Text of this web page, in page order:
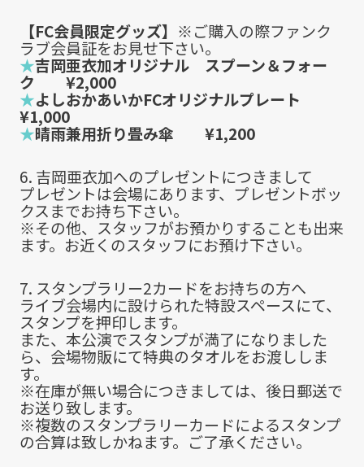
【FC会員限定グッズ】 ※ご購入の際ファンク
ラブ会員証をお見せ下さい。
★吉岡亜衣加オリジナル スプーン＆フォー
ク ¥2,000
★よしおかあいかFCオリジナルプレート
¥1,000
★晴雨兼用折り畳み傘 ¥1,200
6. 吉岡亜衣加へのプレゼントにつきまして
プレゼントは会場にあります、プレゼントボッ
クスまでお持ち下さい。
※その他、スタッフがお預かりすることも出来
ます。お近くのスタッフにお預け下さい。
7. スタンプラリー2カードをお持ちの方へ
ライブ会場内に設けられた特設スペースにて、
スタンプを押印します。
また、本公演でスタンプが満了になりました
ら、会場物販にて特典のタオルをお渡ししま
す。
※在庫が無い場合につきましては、後日郵送で
お送り致します。
※複数のスタンプラリーカードによるスタンプ
の合算は致しかねます。ご了承ください。